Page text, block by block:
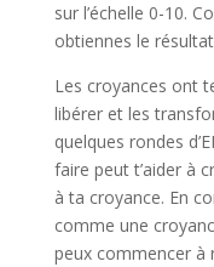
sur l’échelle 0-10.
obtiennes le
Les croyances ont
libérer et les
quelques rondes
faire peut t’aider à
à ta croyance. En
comme une
peux commencer à